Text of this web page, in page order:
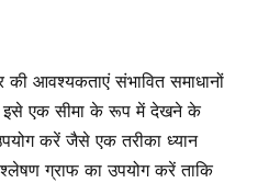
आवश्यकताएं संभावित समाधानों
इसे एक सीमा के रूप में देखने के
करें जैसे एक तरीका ध्यान
ग्राफ का उपयोग करें ताकि